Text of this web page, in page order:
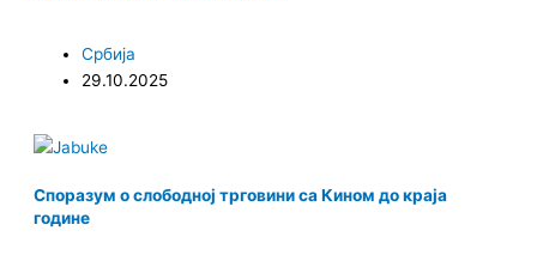
Србија
29.10.2025
Споразум о слободној трговини са Кином до краја
године